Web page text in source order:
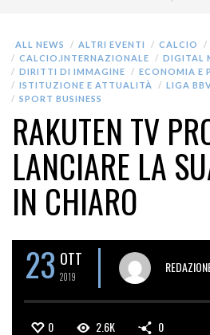
ALL NEWS ALTRI EVENTI CALCIO
CALCIO.INTERNAZIONALE
DIGITAL
DIRITTI DI IMMAGINE
ECONOMIA E
ISTITUZIONE E ATTUALITÀ
LIGA
SPORT BUSINESS
RAKUTEN TV
LANCIARE LA
IN CHIARO
23 OTT
2019
0 2.6K 0